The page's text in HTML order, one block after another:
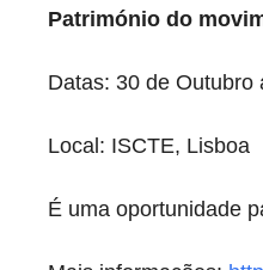
Património do
Datas: 30 de Outubro
Local: ISCTE, Lisboa
É uma oportunidade